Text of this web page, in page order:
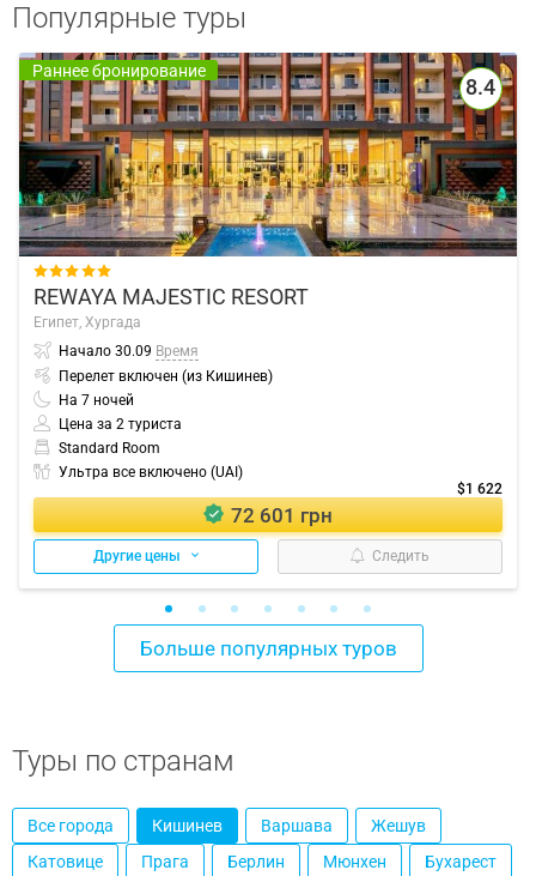
Популярные туры
Раннее бронирование
8.4

REWAYA MAJESTIC RESORT
Египет, Хургада
Начало 30.09 Время
Перелет включен (из Кишинев)
На 7 ночей
Цена за 2 туриста
Standard Room
Ультра все включено (UAI)
$1 622
72 601 грн
Другие цены Следить
Больше популярных туров
Туры по странам
Все города Кишинев Варшава
Жешув
Катовице
Прага Берлин Мюнхен
Бухарест